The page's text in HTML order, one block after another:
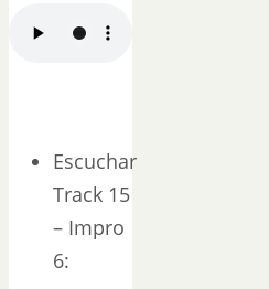
Escuchar
Track 15
– Impro
6: